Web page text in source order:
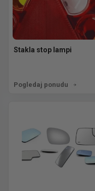
Stakla stop lampi
Pogledaj ponudu